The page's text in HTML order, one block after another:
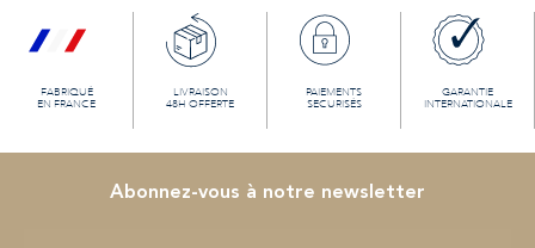
FABRIQUÉ
EN FRANCE
LIVRAISON
48H OFFERTE
PAIEMENTS
SECURISÉS
GARANTIE
INTERNATIONALE
Abonnez-vous à notre newsletter